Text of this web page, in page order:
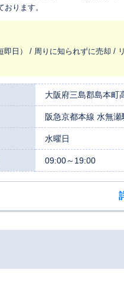
おります。
即日） / 周りに知られずに売却 /
大阪府三島郡島本町
阪急京都本線 水無
水曜日
09:00～19:00